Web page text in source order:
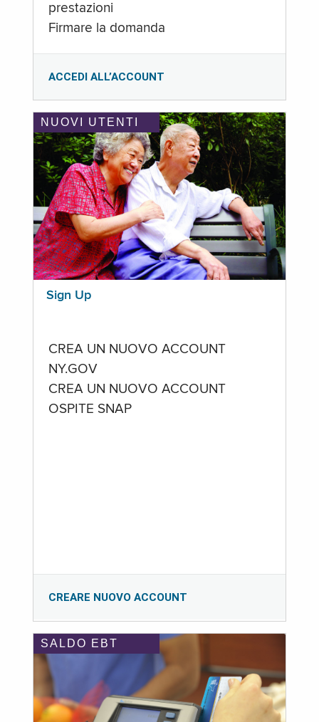
prestazioni
Firmare la domanda
ACCEDI ALL’ACCOUNT
NUOVI UTENTI
Sign Up
CREA UN NUOVO ACCOUNT
NY.GOV
CREA UN NUOVO ACCOUNT
OSPITE SNAP
CREARE NUOVO ACCOUNT
SALDO EBT